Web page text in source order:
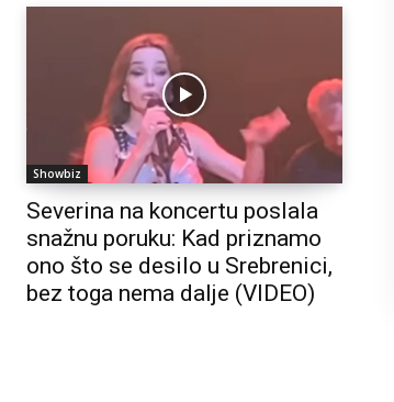
Showbiz
Severina na koncertu poslala
snažnu poruku: Kad priznamo
ono što se desilo u Srebrenici,
bez toga nema dalje (VIDEO)